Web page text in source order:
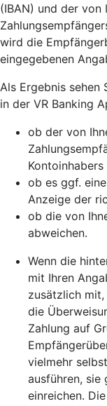
(IBAN) und der von
wird die
eingegebenen
Als Ergebnis sehen
in der VR Banking
ob der von
ob es ggf.
Anzeige der
ob die von
abweichen.
Wenn die
mit Ihren
zusätzlich mit,
die
Zahlung auf
vielmehr
ausführen, sie
einreichen.